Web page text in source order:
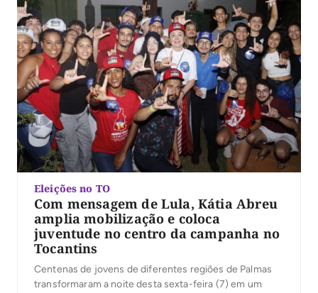
Eleições no TO
Com mensagem de Lula, Kátia Abreu
amplia mobilização e coloca
juventude no centro da campanha no
Tocantins
Centenas de jovens de diferentes regiões de Palmas
transformaram a noite desta sexta-feira (7) em um